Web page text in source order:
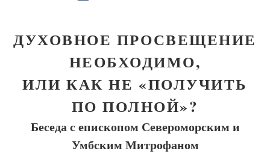
ДУХОВНОЕ ПРОСВЕЩЕНИЕ
НЕОБХОДИМО,
ИЛИ КАК НЕ «ПОЛУЧИТЬ
ПО ПОЛНОЙ»?
Беседа с епископом Североморским и
Умбским Митрофаном